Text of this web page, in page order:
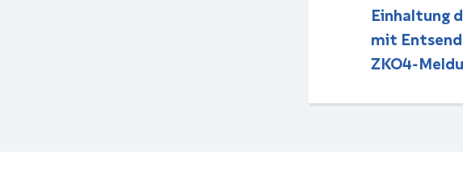
Einhaltung
mit
ZKO4-